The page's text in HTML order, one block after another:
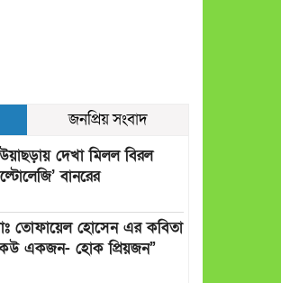
জনপ্রিয় সংবাদ
দেখা মিলল বিরল
বানরের
তোফায়েল হোসেন এর কবিতা
একজন- হোক প্রিয়জন”